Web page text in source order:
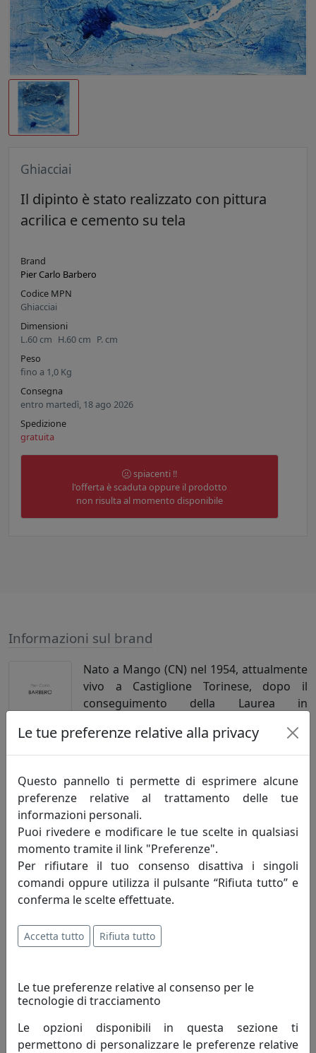
Ghiacciai
Il dipinto è stato realizzato con pittura
acrilica e cemento su tela
Brand
Pier Carlo Barbero
Codice MPN
Ghiacciai
Dimensioni
L.60 cm H.60 cm P. cm
Peso
fino a 1,0 Kg
Consegna
entro martedì, 18 ago 2026
Spedizione
gratuita
spiacenti !!
l'offerta è scaduta oppure il prodotto
non risulta al momento disponibile
Informazioni sul brand
Nato a Mango (CN) nel 1954, attualmente
vivo a Castiglione Torinese, dopo il
conseguimento della Laurea in
lavorato, in qualità di informatico in diverse Aziende e,
parallelamente, ho coltivato le mie due importanti
sia la fotografia sono state e lo sono ancora le due
principali anime della mia personalità.
Le tele, i colori e i pennelli mi danno la possibilità di
esprimermi e il dipingere mi dà la possibilità di far
emergere la mia immaginazione, la mia creatività e la
mia fantasia.
Sono i colori che mi ispirano i soggetti che dipingo; essi,
portano alla luce il mio desiderio di immortalare sulla
In tal modo il soggetto del quadro prende forma e vita
sulla tela valorizzato dai colori. I miei soggetti spaziano
tra i paesaggi della natura e l’astrattismo che da tempo
ormai ha preso il sopravvento.
Le tue preferenze relative alla privacy
Questo pannello ti permette di esprimere alcune
preferenze relative al trattamento delle tue
informazioni personali.
Puoi rivedere e modificare le tue scelte in qualsiasi
momento tramite il link "Preferenze".
Per rifiutare il tuo consenso disattiva i singoli
comandi oppure utilizza il pulsante “Rifiuta tutto” e
conferma le scelte effettuate.
Accetta tutto Rifiuta tutto
Le tue preferenze relative al consenso per le
tecnologie di tracciamento
Le opzioni disponibili in questa sezione ti
permettono di personalizzare le preferenze relative